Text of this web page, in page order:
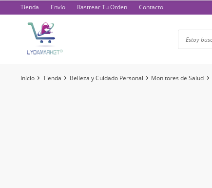
al
contenido
Tienda Envío Rastrear Tu Orden Contacto
Inicio Tienda Belleza y Cuidado Personal Monitores de Salud